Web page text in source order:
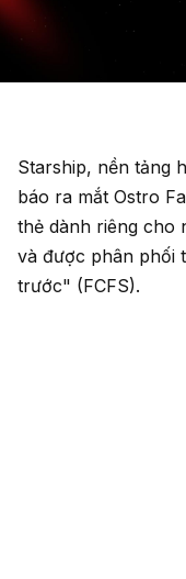
Starship, nền tảng
báo ra mắt Ostro
thẻ dành riêng cho
và được phân phối
trước" (FCFS).